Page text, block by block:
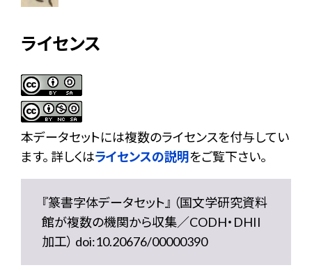
ライセンス
本データセットには複数のライセンスを付与してい
ます。 詳しくはライセンスの説明をご覧下さい。
『篆書字体データセット』 （国文学研究資料
館が複数の機関から収集／CODH・DHII
加工） doi:10.20676/00000390